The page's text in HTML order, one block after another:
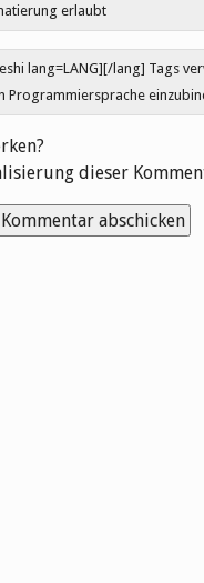
erlaubt
lang=LANG][/lang] Tags
Programmiersprache
dieser